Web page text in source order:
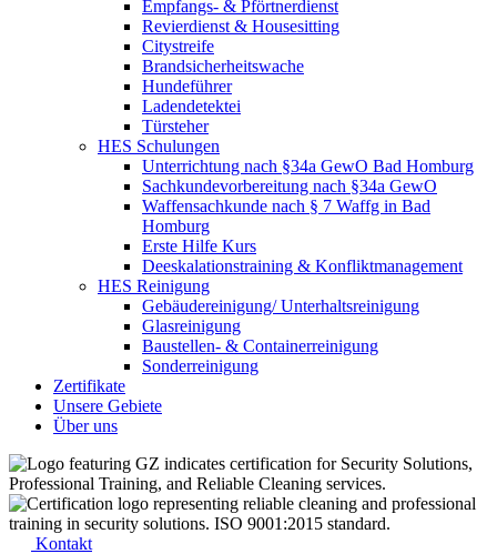
Empfangs- & Pförtnerdienst
Revierdienst & Housesitting
Citystreife
Brandsicherheitswache
Hundeführer
Ladendetektei
Türsteher
HES Schulungen
Unterrichtung nach §34a GewO Bad Homburg
Sachkundevorbereitung nach §34a GewO
Waffensachkunde nach § 7 Waffg in Bad
Homburg
Erste Hilfe Kurs
Deeskalationstraining & Konfliktmanagement
HES Reinigung
Gebäudereinigung/ Unterhaltsreinigung
Glasreinigung
Baustellen- & Containerreinigung
Sonderreinigung
Zertifikate
Unsere Gebiete
Über uns
Kontakt